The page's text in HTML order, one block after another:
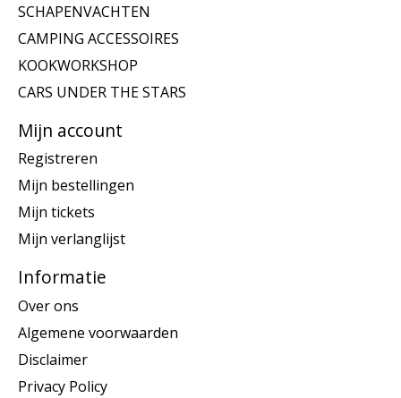
SCHAPENVACHTEN
CAMPING ACCESSOIRES
KOOKWORKSHOP
CARS UNDER THE STARS
Mijn account
Registreren
Mijn bestellingen
Mijn tickets
Mijn verlanglijst
Informatie
Over ons
Algemene voorwaarden
Disclaimer
Privacy Policy